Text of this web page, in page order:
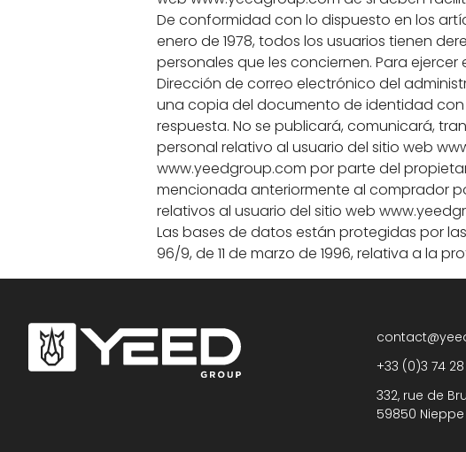
De conformidad con lo dispuesto en los
enero de 1978, todos los usuarios tienen
personales que les conciernen. Para
Dirección de correo electrónico del
una copia del documento de identidad con
respuesta. No se publicará, comunicará,
personal relativo al usuario del sitio web
www.yeedgroup.com por parte del
mencionada anteriormente al comprador
relativos al usuario del sitio web
Las bases de datos están protegidas por
96/9, de 11 de marzo de 1996, relativa a la
+33 (0)3 74
332, rue de
59850 Nieppe